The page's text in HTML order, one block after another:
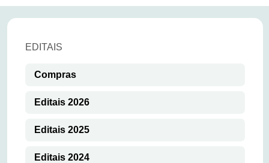
EDITAIS
Compras
Editais 2026
Editais 2025
Editais 2024